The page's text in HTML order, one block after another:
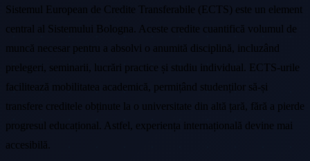
Sistemul European de Credite Transferabile (ECTS) este un element
central al Sistemului Bologna. Aceste credite cuantifică volumul de
muncă necesar pentru a absolvi o anumită disciplină, incluzând
prelegeri, seminarii, lucrări practice și studiu individual. ECTS-urile
facilitează mobilitatea academică, permițând studenților să-și
transfere creditele obținute la o universitate din altă țară, fără a pierde
progresul educațional. Astfel, experiența internațională devine mai
accesibilă.